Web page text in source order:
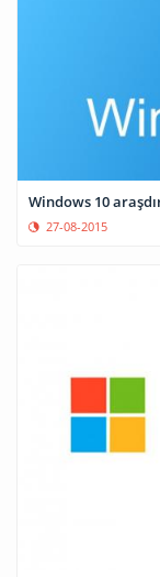
Windows 10
27-08-2015